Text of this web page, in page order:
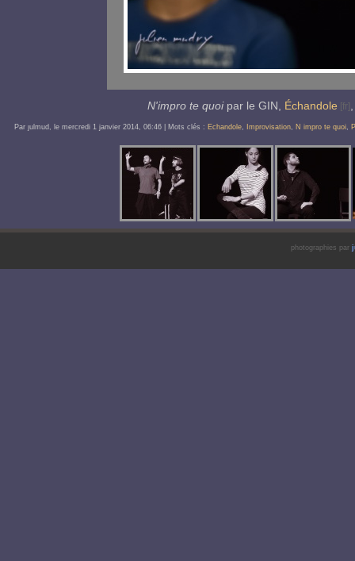
N'impro te quoipar le GIN, Échandole
Par ȷulmud, lemercredi 1 janvier 2014, 06:46 | Mots clés : Echandole, Improvisation, N impro te quoi,
photographies par